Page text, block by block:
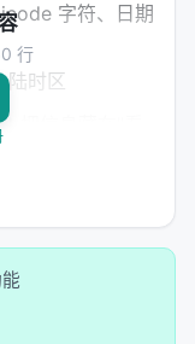
字符、日期
陆时区
,就触发标记
改,标识依然生
行